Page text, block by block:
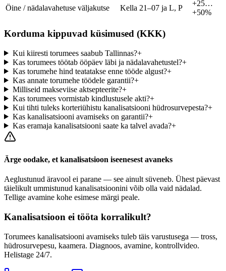
Öine / nädalavahetuse väljakutse Kella 21–07 ja L, P
+25…
+50%
Korduma kippuvad küsimused (KKK)
Kui kiiresti torumees saabub Tallinnas?+
Kas torumees töötab ööpäev läbi ja nädalavahetustel?+
Kas torumehe hind teatatakse enne tööde algust?+
Kas annate torumehe töödele garantii?+
Milliseid makseviise aktsepteerite?+
Kas torumees vormistab kindlustusele akti?+
Kui tihti tuleks korteriühistu kanalisatsiooni hüdrosurvepesta?+
Kas kanalisatsiooni avamiseks on garantii?+
Kas eramaja kanalisatsiooni saate ka talvel avada?+
Ärge oodake, et kanalisatsioon iseenesest avaneks
Aeglustunud äravool ei parane — see ainult süveneb. Ühest päevast
täielikult ummistunud kanalisatsioonini võib olla vaid nädalad.
Tellige avamine kohe esimese märgi peale.
Kanalisatsioon ei tööta korralikult?
Torumees kanalisatsiooni avamiseks tuleb täis varustusega — tross,
hüdrosurvepesu, kaamera. Diagnoos, avamine, kontrollvideo.
Helistage 24/7.